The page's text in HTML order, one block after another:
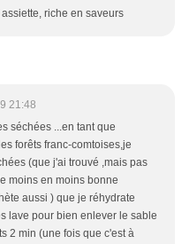
riche en saveurs
21:48
séchées ...en tant que
forêts franc-comtoises,je
(que j'ai trouvé ,mais pas
moins en moins bonne
aussi ) que je réhydrate
lave pour bien enlever le sable
2 min (une fois que c'est à